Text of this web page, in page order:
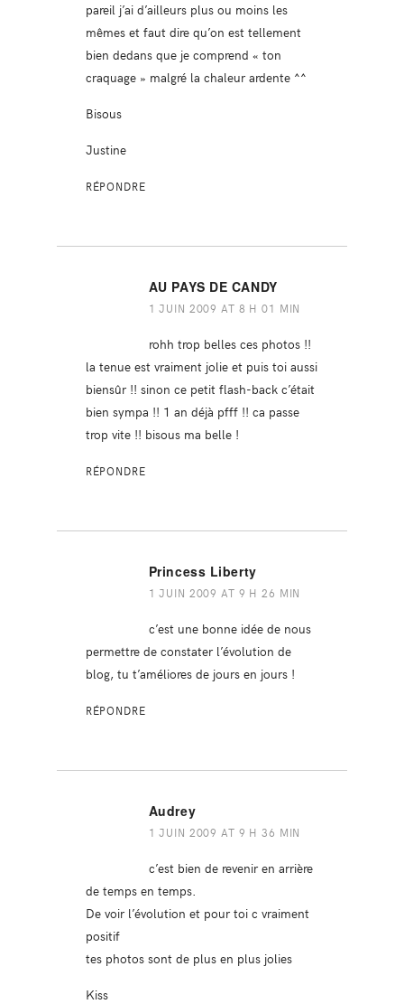
pareil j’ai d’ailleurs plus ou moins les
mêmes et faut dire qu’on est tellement
bien dedans que je comprend « ton
craquage » malgré la chaleur ardente ^^
Bisous
Justine
RÉPONDRE
AU PAYS DE CANDY
1 JUIN 2009 AT 8 H 01 MIN
rohh trop belles ces photos !!
la tenue est vraiment jolie et puis toi aussi
biensûr !! sinon ce petit flash-back c’était
bien sympa !! 1 an déjà pfff !! ca passe
trop vite !! bisous ma belle !
RÉPONDRE
Princess Liberty
1 JUIN 2009 AT 9 H 26 MIN
c’est une bonne idée de nous
permettre de constater l’évolution de
blog, tu t’améliores de jours en jours !
RÉPONDRE
Audrey
1 JUIN 2009 AT 9 H 36 MIN
c’est bien de revenir en arrière
de temps en temps.
De voir l’évolution et pour toi c vraiment
positif
tes photos sont de plus en plus jolies
Kiss